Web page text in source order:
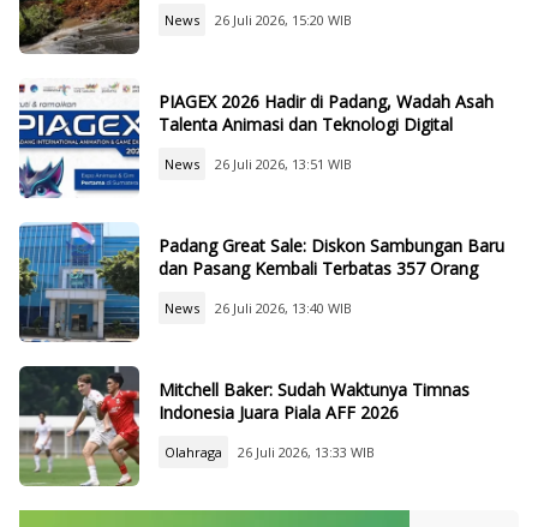
News 26 Juli 2026, 15:20 WIB
PIAGEX 2026 Hadir di Padang, Wadah Asah
Talenta Animasi dan Teknologi Digital
News 26 Juli 2026, 13:51 WIB
Padang Great Sale: Diskon Sambungan Baru
dan Pasang Kembali Terbatas 357 Orang
News 26 Juli 2026, 13:40 WIB
Mitchell Baker: Sudah Waktunya Timnas
Indonesia Juara Piala AFF 2026
Olahraga 26 Juli 2026, 13:33 WIB